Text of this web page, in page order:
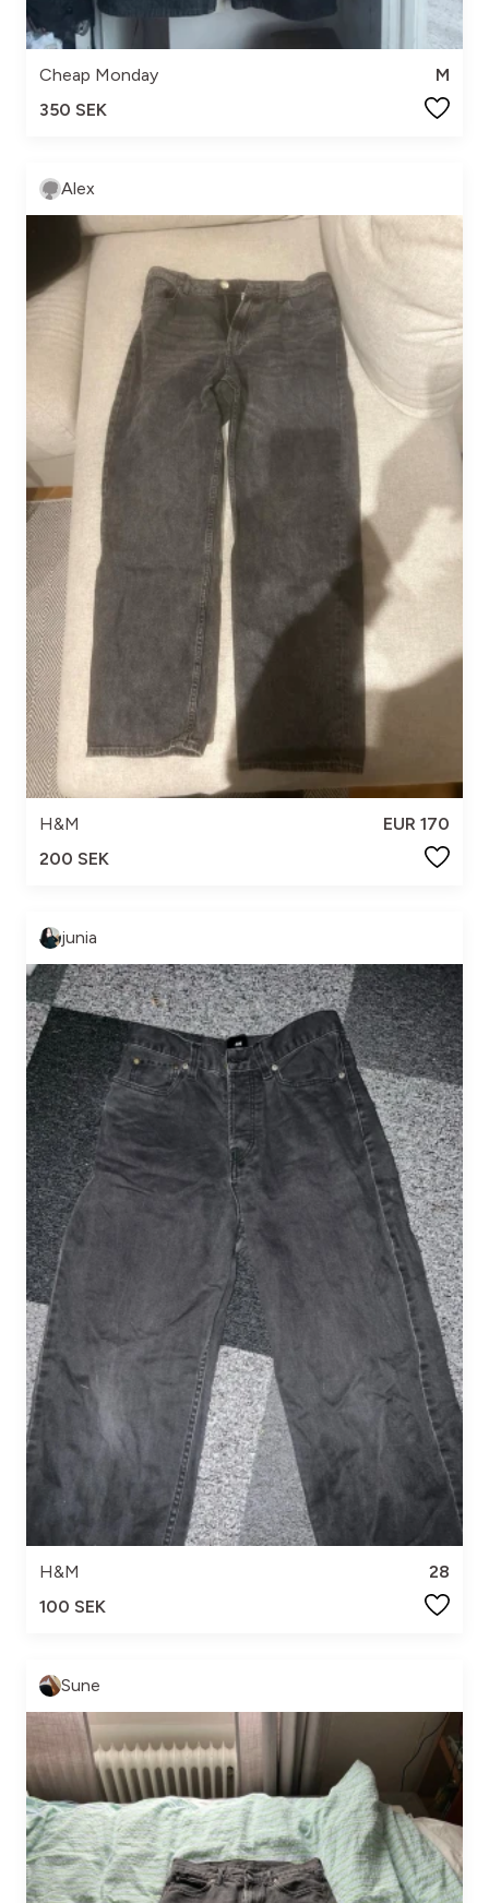
Cheap Monday
M
350 SEK
Alex
H&M
EUR 170
200 SEK
junia
H&M
28
100 SEK
Sune